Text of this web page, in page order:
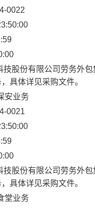
0022
股份有限公司劳务外
具体详见采购文件。
安业务
0021
股份有限公司劳务外
具体详见采购文件。
堂业务